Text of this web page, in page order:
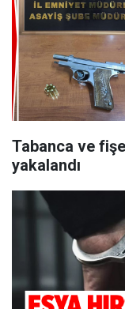
Tabanca ve
yakalandı